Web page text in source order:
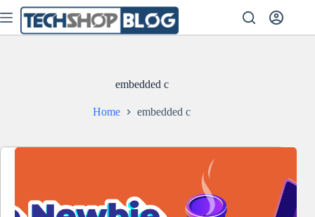
to
content
embedded c
Home embedded c